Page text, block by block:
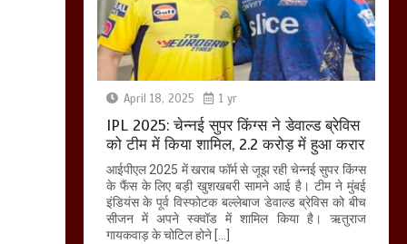
April 18, 2025 1 yr
IPL 2025: चेन्नई सुपर किंग्स ने डेवाल्ड ब्रेविस
को टीम में किया शामिल, 2.2 करोड़ में हुआ करार
आईपीएल 2025 में खराब फॉर्म से जूझ रही चेन्नई सुपर किंग्स
के फैंस के लिए बड़ी खुशखबरी सामने आई है। टीम ने मुंबई
इंडियंस के पूर्व विस्फोटक बल्लेबाज डेवाल्ड ब्रेविस को बीच
सीजन में अपने स्क्वॉड में शामिल किया है। ऋतुराज
गायकवाड़ के चोटिल होने […]